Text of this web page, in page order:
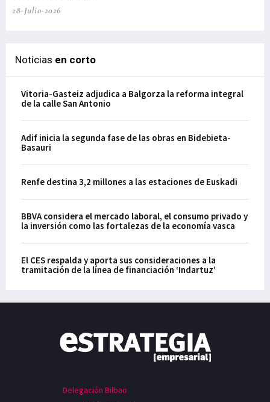
28-Julio-2026
Noticias en corto
Vitoria-Gasteiz adjudica a Balgorza la reforma integral
de la calle San Antonio
Adif inicia la segunda fase de las obras en Bidebieta-
Basauri
Renfe destina 3,2 millones a las estaciones de Euskadi
BBVA considera el mercado laboral, el consumo privado y
la inversión como las fortalezas de la economía vasca
El CES respalda y aporta sus consideraciones a la
tramitación de la línea de financiación ‘Indartuz’
Delegación Bilbao